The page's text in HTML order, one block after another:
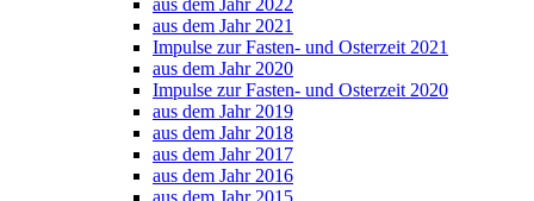
aus dem Jahr 2022
aus dem Jahr 2021
Impulse zur Fasten- und Osterzeit 2021
aus dem Jahr 2020
Impulse zur Fasten- und Osterzeit 2020
aus dem Jahr 2019
aus dem Jahr 2018
aus dem Jahr 2017
aus dem Jahr 2016
aus dem Jahr 2015